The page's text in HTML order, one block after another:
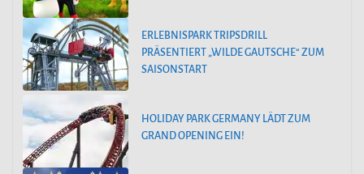
ERLEBNISPARK TRIPSDRILL
PRÄSENTIERT „WILDE GAUTSCHE“ ZUM
SAISONSTART
HOLIDAY PARK GERMANY LÄDT ZUM
GRAND OPENING EIN!